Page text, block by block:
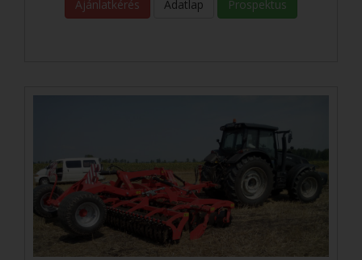
Ajánlatkérés Adatlap Prospektus